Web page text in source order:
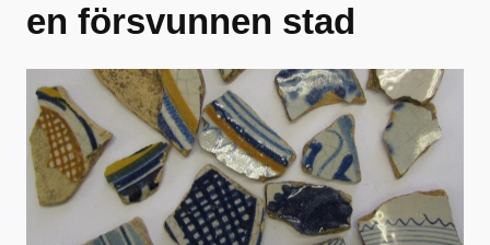
en försvunnen stad